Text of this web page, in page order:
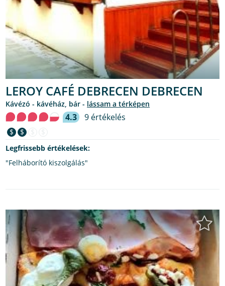
LEROY CAFÉ DEBRECEN DEBRECEN
kávézó - kávéház, bár - lássam a térképen
4.3 9 értékelés
$ $
Legfrissebb értékelések:
"Felháborító kiszolgálás"